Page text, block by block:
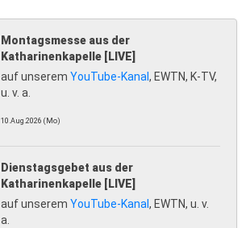
Montagsmesse aus der
Katharinenkapelle [LIVE]
auf unserem YouTube-Kanal, EWTN, K-TV,
u. v. a.
10.Aug.2026 (Mo)
Dienstagsgebet aus der
Katharinenkapelle [LIVE]
auf unserem YouTube-Kanal, EWTN, u. v.
a.